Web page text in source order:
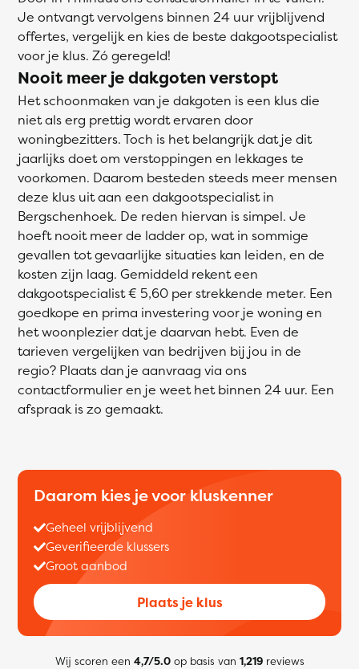
Je ontvangt vervolgens binnen 24 uur vrijblijvend
offertes, vergelijk en kies de beste dakgootspecialist
voor je klus. Zó geregeld!
Nooit meer je dakgoten verstopt
Het schoonmaken van je dakgoten is een klus die
niet als erg prettig wordt ervaren door
woningbezitters. Toch is het belangrijk dat je dit
jaarlijks doet om verstoppingen en lekkages te
voorkomen. Daarom besteden steeds meer mensen
deze klus uit aan een dakgootspecialist in
Bergschenhoek. De reden hiervan is simpel. Je
hoeft nooit meer de ladder op, wat in sommige
gevallen tot gevaarlijke situaties kan leiden, en de
kosten zijn laag. Gemiddeld rekent een
dakgootspecialist € 5,60 per strekkende meter. Een
goedkope en prima investering voor je woning en
het woonplezier dat je daarvan hebt. Even de
tarieven vergelijken van bedrijven bij jou in de
regio? Plaats dan je aanvraag via ons
contactformulier en je weet het binnen 24 uur. Een
afspraak is zo gemaakt.
Daarom kies je voor kluskenner
Geheel vrijblijvend
Geverifieerde klussers
Groot aanbod
Plaats je klus
Wij scoren een 4,7/5.0op basis van 1,219reviews